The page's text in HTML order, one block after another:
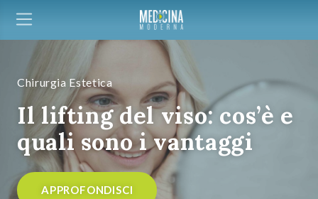
Chirurgia Estetica
Il lifting del viso: cos’è e
quali sono i vantaggi
APPROFONDISCI